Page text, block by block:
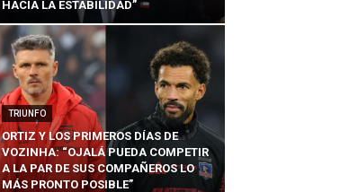
HACIA LA ESTABILIDAD”
TRIUNFO
ORTIZ Y LOS PRIMEROS DÍAS DE
VOZINHA: “OJALÁ PUEDA COMPETIR
A LA PAR DE SUS COMPAÑEROS LO
MÁS PRONTO POSIBLE”